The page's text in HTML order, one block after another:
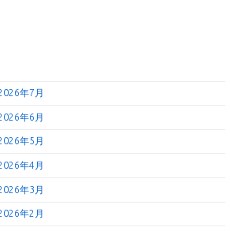
年7月
年6月
年5月
年4月
年3月
年2月